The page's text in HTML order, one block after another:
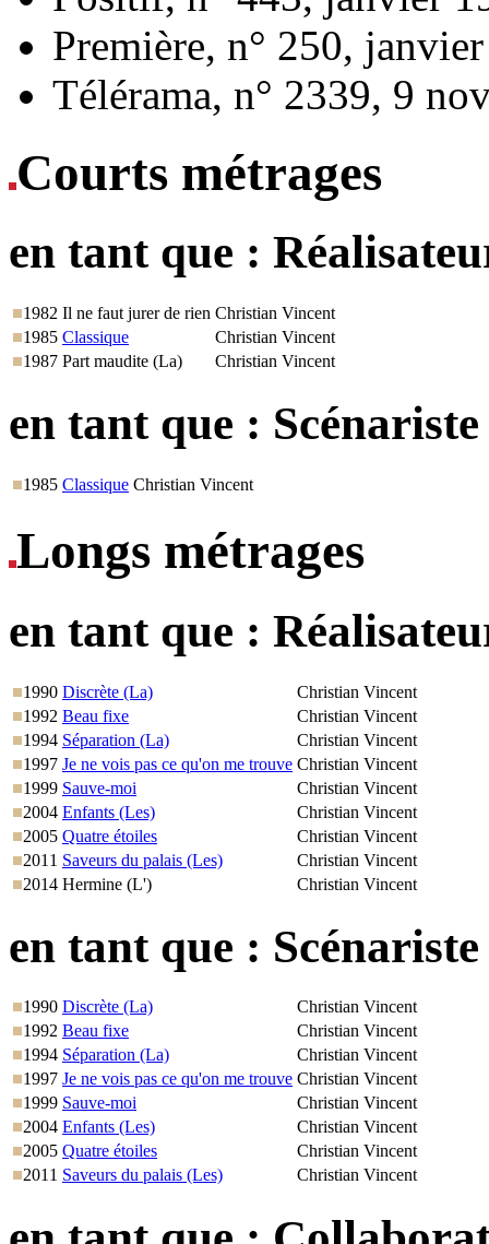
Première, n° 250,
Télérama, n° 2339, 9
Courts métrages
en tant que :
1982 Il ne faut jurer de rien Christian Vincent
1985 Classique
Christian Vincent
1987 Part maudite (La) Christian Vincent
en tant que : Scénariste
1985 Classique Christian Vincent
Longs métrages
en tant que :
1990 Discrète (La)
Christian Vincent
1992 Beau fixe
Christian Vincent
1994 Séparation (La)
Christian Vincent
1997 Je ne vois pas ce qu'on me trouve Christian Vincent
1999 Sauve-moi
Christian Vincent
2004 Enfants (Les)
Christian Vincent
2005 Quatre étoiles
Christian Vincent
2011 Saveurs du palais (Les)
Christian Vincent
2014 Hermine (L') Christian Vincent
en tant que : Scénariste
1990 Discrète (La)
Christian Vincent
1992 Beau fixe
Christian Vincent
1994 Séparation (La)
Christian Vincent
1997 Je ne vois pas ce qu'on me trouve Christian Vincent
1999 Sauve-moi
Christian Vincent
2004 Enfants (Les)
Christian Vincent
2005 Quatre étoiles
Christian Vincent
2011 Saveurs du palais (Les) Christian Vincent